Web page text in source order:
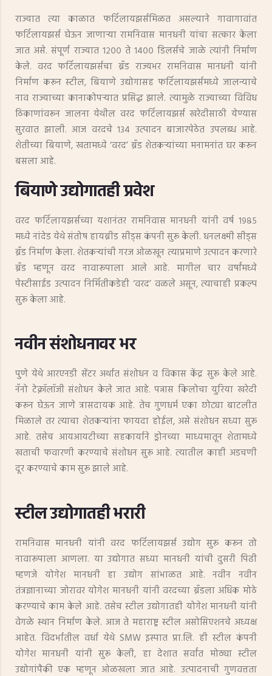
राज्यात त्या काळात फर्टिलायझर्समिळत असल्याने गावागावांत
फर्टिलायझर्स घेऊन जाणाऱ्या रामनिवास मानधनी यांचा सत्कार केला
जात असे. संपूर्ण राज्यात १२०० ते १४०० डिलर्सचे जाळे त्यांनी निर्माण
केले. वरद फर्टिलायझर्सचा ब्रॅंड राज्यभर रामनिवास मानधनी यांनी
निर्माण करून स्टील, बियाणे उद्योगासह फर्टिलायझर्समध्ये जालन्याचे
नाव राज्याच्या कानाकोपऱ्यात प्रसिद्ध झाले. त्यामुळे राज्याच्या विविध
ठिकाणांवरून जालना येथील वरद फर्टिलायझर्स खरेदीसाठी येण्यास
सुरवात झाली. आज वरदचे १३४ उत्पादन बाजारपेठेत उपलब्ध आहे.
शेतीच्या बियाणे, खतामध्ये ‘वरद’ ब्रॅंड शेतकऱ्यांच्या मनामनांत घर करून
बसला आहे.
बियाणे उद्योगातही प्रवेश
वरद फर्टिलायझर्सच्या यशानंतर रामनिवास मानधनी यांनी वर्ष १९८५
मध्ये नांदेड येथे संतोष हायब्रीड सीड्स कंपनी सुरू केली. धनलक्ष्मी सीड्स
ब्रॅंड निर्माण केला. शेतकऱ्यांची गरज ओळखून त्याप्रमाणे उत्पादन करणारे
ब्रॅंड म्हणून वरद नावारूपाला आले आहे. मागील चार वर्षांमध्ये
पेस्टीसाईड उत्पादन निर्मितीकडेही ‘वरद’ वळले असून, त्याचाही प्रकल्प
सुरू केला आहे.
नवीन संशोधनावर भर
पुणे येथे आरएनडी सेंटर अर्थात संशोधन व विकास केंद्र सुरू केले आहे.
नॅनो टेक्नॉलॉजी संशोधन केले जात आहे. पन्नास किलोचा युरिया खरेदी
करून घेऊन जाणे त्रासदायक आहे. तेच गुणधर्म एका छोट्या बाटलीत
मिळाले तर त्याचा शेतकऱ्यांना फायदा होईल, असे संशोधन सध्या सुरू
आहे. तसेच आयआयटीच्या सहकार्याने ड्रोनच्या माध्यमातून शेतामध्ये
खताची फवारणी करण्याचे संशोधन सुरू आहे. त्यातील काही अडचणी
दूर करण्याचे काम सुरू झाले आहे.
स्टील उद्योगातही भरारी
रामनिवास मानधनी यांनी वरद फर्टिलायझर्स उद्योग सुरू करून तो
नावारूपाला आणला. या उद्योगात सध्या मानधनी यांची दुसरी पिढी
म्हणजे योगेश मानधनी हा उद्योग सांभाळत आहे. नवीन नवीन
तंत्रज्ञानाच्या जोरावर योगेश मानधनी यांनी वरदच्या ब्रॅंडला अधिक मोठे
करण्याचे काम केले आहे. तसेच स्टील उद्योगातही योगेश मानधनी यांनी
वेगळे स्थान निर्माण केले. आज ते महाराष्ट्र स्टील असोसिएशनचे अध्यक्ष
आहेत. विदर्भातील वर्धा येथे SMW इस्पात प्रा.लि. ही स्टील कंपनी
योगेश मानधनी यांनी सुरू केली, हा देशात सर्वांत मोठ्या स्टील
उद्योगांपैकी एक म्हणून ओळखला जात आहे. उत्पादनाची गुणवत्तता